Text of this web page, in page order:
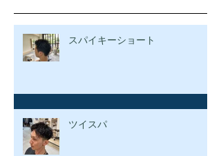
スパイキーショート
ツイスパ